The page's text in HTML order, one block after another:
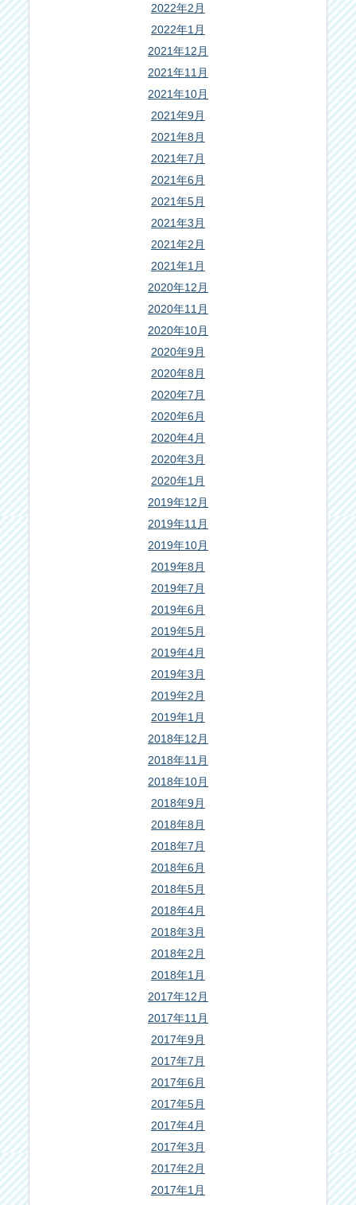
2022年2月
2022年1月
2021年12月
2021年11月
2021年10月
2021年9月
2021年8月
2021年7月
2021年6月
2021年5月
2021年3月
2021年2月
2021年1月
2020年12月
2020年11月
2020年10月
2020年9月
2020年8月
2020年7月
2020年6月
2020年4月
2020年3月
2020年1月
2019年12月
2019年11月
2019年10月
2019年8月
2019年7月
2019年6月
2019年5月
2019年4月
2019年3月
2019年2月
2019年1月
2018年12月
2018年11月
2018年10月
2018年9月
2018年8月
2018年7月
2018年6月
2018年5月
2018年4月
2018年3月
2018年2月
2018年1月
2017年12月
2017年11月
2017年9月
2017年7月
2017年6月
2017年5月
2017年4月
2017年3月
2017年2月
2017年1月